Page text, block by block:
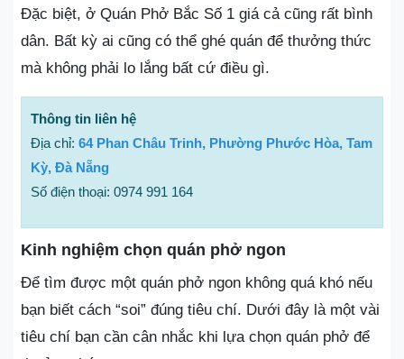
Đặc biệt, ở Quán Phở Bắc Số 1 giá cả cũng rất bình
dân. Bất kỳ ai cũng có thể ghé quán để thưởng thức
mà không phải lo lắng bất cứ điều gì.
Thông tin liên hệ
Địa chỉ: 64 Phan Châu Trinh, Phường Phước Hòa, Tam
Kỳ, Đà Nẵng
Số điện thoại: 0974 991 164
Kinh nghiệm chọn quán phở ngon
Để tìm được một quán phở ngon không quá khó nếu
bạn biết cách “soi” đúng tiêu chí. Dưới đây là một vài
tiêu chí bạn cần cân nhắc khi lựa chọn quán phở để